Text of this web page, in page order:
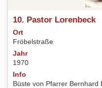
10. Pastor Lorenbeck
Ort
Fröbelstraße
Jahr
1970
Info
Büste von Pfarrer